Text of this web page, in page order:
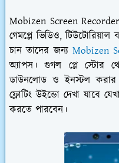
Mobizen Screen Recorder
গেমপ্লে ভিডিও, টিউটোরিয়াল
চান তাদের জন্য Mobizen
অ্যাপস। গুগল প্লে স্টোর
ডাউনলোড ও ইনস্টল করার
ফ্লোটিং উইন্ডো দেখা যাবে
করতে পারবেন।